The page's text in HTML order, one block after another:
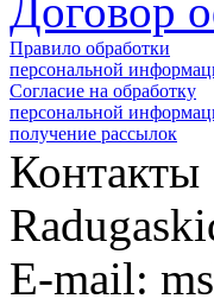
Договор
Правило обработки
персональной
Согласие на обработку
персональной
получение рассылок
Контакты
E-mail: